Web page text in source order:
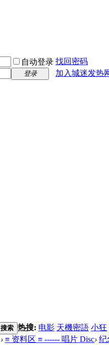
自动登录 找回密码
登录 加入城迷发热
搜索 热搜: 电影 天機密語 小狂
› ≡ 资料区 ≡ ------ 唱片 Disc› 纪